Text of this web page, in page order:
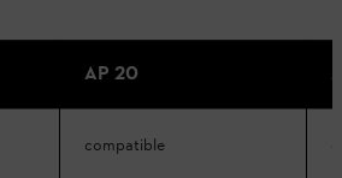
AP 20
compatible